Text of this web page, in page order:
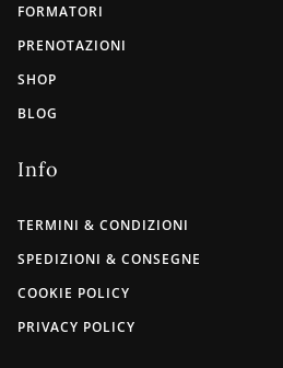
FORMATORI
PRENOTAZIONI
SHOP
BLOG
Info
TERMINI & CONDIZIONI
SPEDIZIONI & CONSEGNE
COOKIE POLICY
PRIVACY POLICY